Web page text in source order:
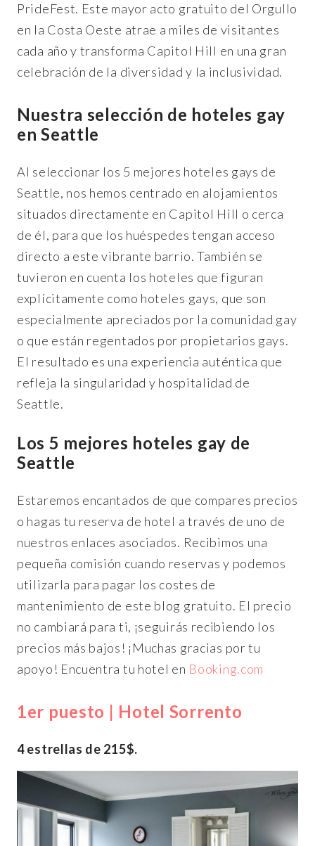
PrideFest. Este mayor acto gratuito del Orgullo
en la Costa Oeste atrae a miles de visitantes
cada año y transforma Capitol Hill en una gran
celebración de la diversidad y la inclusividad.
Nuestra selección de hoteles gay
en Seattle
Al seleccionar los 5 mejores hoteles gays de
Seattle, nos hemos centrado en alojamientos
situados directamente en Capitol Hill o cerca
de él, para que los huéspedes tengan acceso
directo a este vibrante barrio. También se
tuvieron en cuenta los hoteles que figuran
explícitamente como hoteles gays, que son
especialmente apreciados por la comunidad gay
o que están regentados por propietarios gays.
El resultado es una experiencia auténtica que
refleja la singularidad y hospitalidad de
Seattle.
Los 5 mejores hoteles gay de
Seattle
Estaremos encantados de que compares precios
o hagas tu reserva de hotel a través de uno de
nuestros enlaces asociados. Recibimos una
pequeña comisión cuando reservas y podemos
utilizarla para pagar los costes de
mantenimiento de este blog gratuito. El precio
no cambiará para ti, ¡seguirás recibiendo los
precios más bajos! ¡Muchas gracias por tu
apoyo! Encuentra tu hotel en Booking.com
1er puesto | Hotel Sorrento
4 estrellas de 215$.